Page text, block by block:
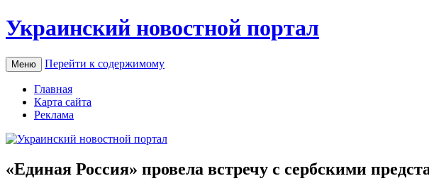
Украинский новостной портал
Меню Перейти к содержимому
Главная
Карта сайта
Реклама
«Единая Россия» провела встречу с сербскими